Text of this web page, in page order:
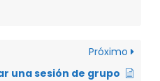
Próximo
una sesión de grupo